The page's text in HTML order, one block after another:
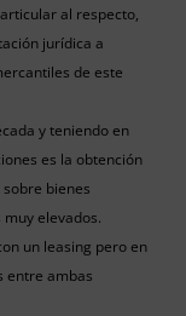
al respecto,
jurídica a
de este
y teniendo en
es la obtención
bienes
elevados.
un leasing pero en
entre ambas